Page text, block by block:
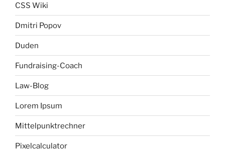
CSS Wiki
Dmitri Popov
Duden
Fundraising-Coach
Law-Blog
Lorem Ipsum
Mittelpunktrechner
Pixelcalculator